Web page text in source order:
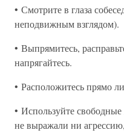
• Смотрите в глаза
неподвижным взглядом).
• Выпрямитесь,
напрягайтесь.
• Расположитесь прямо
• Используйте
не выражали ни